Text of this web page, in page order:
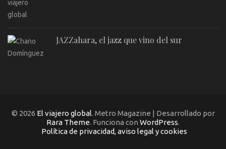
JAZZahara, el jazz que vino del sur
© 2026 El viajero global. Metro Magazine | Desarrollado por
Rara Theme. Funciona con WordPress.
Política de privacidad, aviso legal y cookies